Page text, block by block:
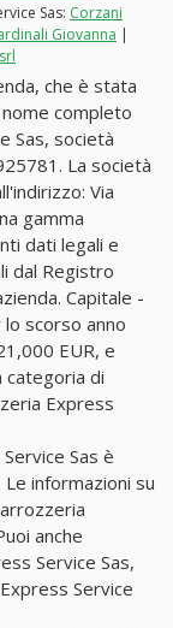
Sas: Corzani
Giovanna |
che è stata
completo
Sas, società
La società
Via
gamma
dati legali e
dal Registro
Capitale -
scorso anno
EUR, e
categoria di
Express
Sas è
informazioni su
anche
Service Sas,
Service